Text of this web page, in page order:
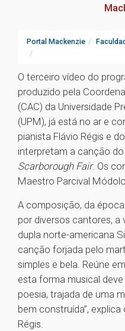
Portal Mackenzie
O terceiro vídeo do
produzido pela
(CAC) da Universidade
(UPM), já está no ar e
pianista Flávio Régis e
interpretam a canção
Scarborough Fair. Os
Maestro Parcival
A composição, da
por diversos cantores, a
dupla norte-americana
canção forjada pelo
simples e bela. Reúne
esta forma musical
poesia, trajada de uma
bem construída”,
Régis.